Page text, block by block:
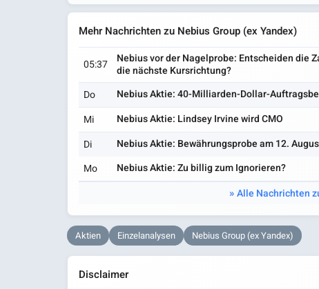
Mehr Nachrichten zu Nebius Group (ex Yandex)
05:37
Nebius vor der Nagelprobe: Entscheiden die
die nächste Kursrichtung?
Do Nebius Aktie: 40-Milliarden-Dollar-
Mi
Nebius Aktie: Lindsey Irvine wird CMO
Di
Nebius Aktie: Bewährungsprobe am 12.
Mo
Nebius Aktie: Zu billig zum Ignorieren?
Alle Nachrichten
Aktien Einzelanalysen Nebius Group (ex Yandex)
Disclaimer